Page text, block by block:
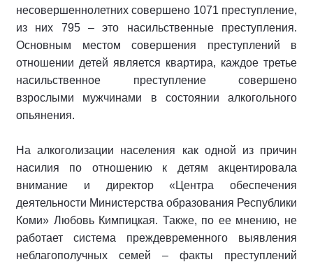
несовершеннолетних совершено 1071 преступление,
из них 795 – это насильственные преступления.
Основным местом совершения преступлений в
отношении детей является квартира, каждое третье
насильственное преступление совершено
взрослыми мужчинами в состоянии алкогольного
опьянения.
На алкоголизации населения как одной из причин
насилия по отношению к детям акцентировала
внимание и директор «Центра обеспечения
деятельности Министерства образования Республики
Коми» Любовь Кимпицкая. Также, по ее мнению, не
работает система преждевременного выявления
неблагополучных семей – факты преступлений